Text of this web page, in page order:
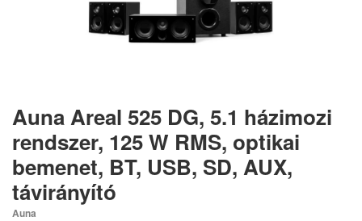
Auna Areal 525 DG, 5.1 házimozi
rendszer, 125 W RMS, optikai
bemenet, BT, USB, SD, AUX,
távirányító
Auna